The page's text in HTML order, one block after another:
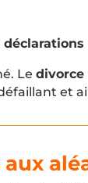
Le divorce
et
aux